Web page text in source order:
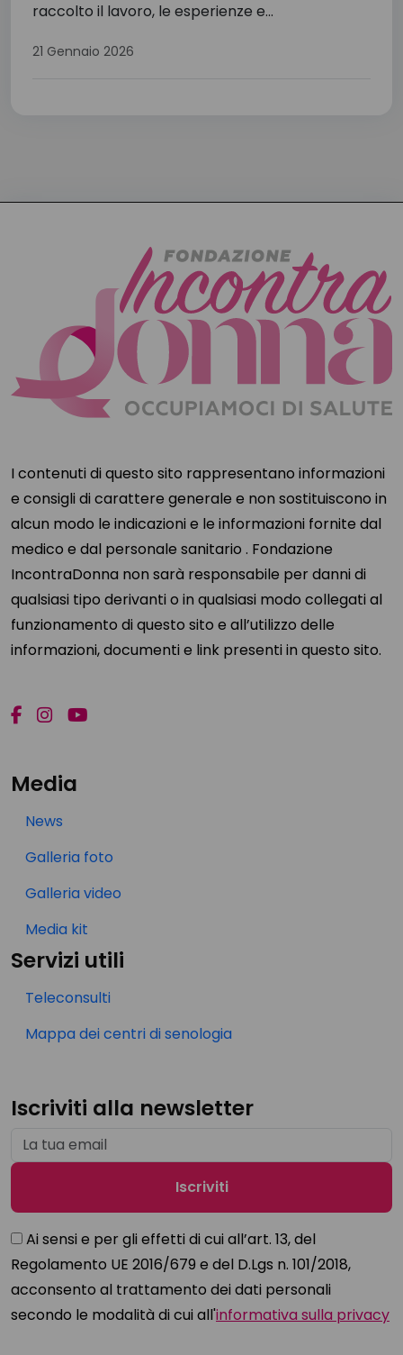
raccolto il lavoro, le esperienze e...
21 Gennaio 2026
I contenuti di questo sito rappresentano informazioni
e consigli di carattere generale e non sostituiscono in
alcun modo le indicazioni e le informazioni fornite dal
medico e dal personale sanitario . Fondazione
IncontraDonna non sarà responsabile per danni di
qualsiasi tipo derivanti o in qualsiasi modo collegati al
funzionamento di questo sito e all’utilizzo delle
informazioni, documenti e link presenti in questo sito.
Media
News
Galleria foto
Galleria video
Media kit
Servizi utili
Teleconsulti
Mappa dei centri di senologia
Iscriviti alla newsletter
Ai sensi e per gli effetti di cui all’art. 13, del
Regolamento UE 2016/679 e del D.Lgs n. 101/2018,
acconsento al trattamento dei dati personali
secondo le modalità di cui all'informativa sulla privacy